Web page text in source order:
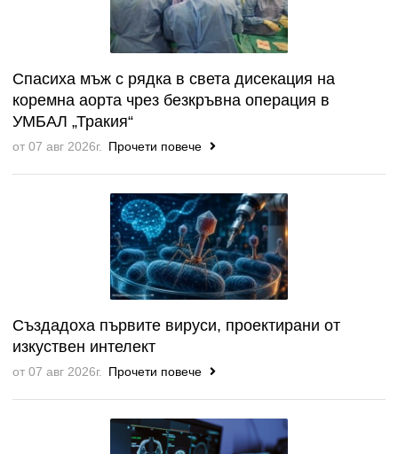
Спасиха мъж с рядка в света дисекация на
коремна аорта чрез безкръвна операция в
УМБАЛ „Тракия“
от 07 авг 2026г. Прочети повече
Създадоха първите вируси, проектирани от
изкуствен интелект
от 07 авг 2026г. Прочети повече